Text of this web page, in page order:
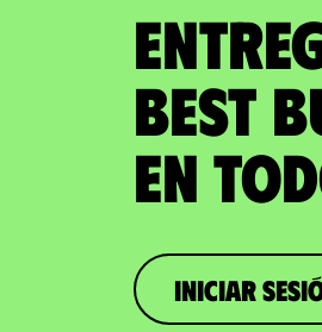
BEST
en
iniciar